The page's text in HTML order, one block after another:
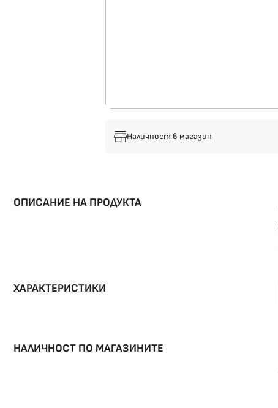
Наличност в магазин
ОПИСАНИЕ НА ПРОДУКТА
ХАРАКТЕРИСТИКИ
НАЛИЧНОСТ ПО МАГАЗИНИТЕ